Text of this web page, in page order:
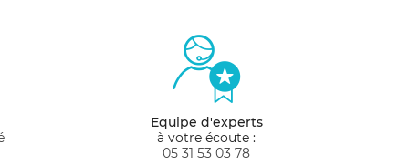
un grand choix de couleur est
bébé sera branché. Les pantalons
gilets, pour créer des tenues toutes
coutures pour un confort optimal, tout en
Equipe d'experts
à votre écoute :
05 31 53 03 78